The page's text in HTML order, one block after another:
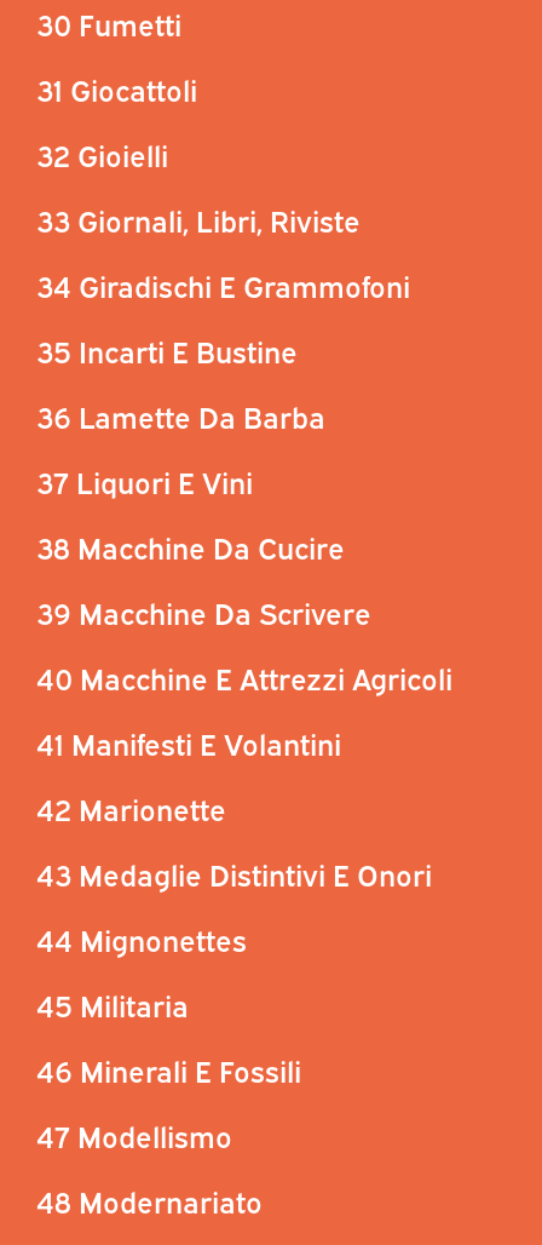
30 Fumetti
31 Giocattoli
32 Gioielli
33 Giornali, Libri, Riviste
34 Giradischi E Grammofoni
35 Incarti E Bustine
36 Lamette Da Barba
37 Liquori E Vini
38 Macchine Da Cucire
39 Macchine Da Scrivere
40 Macchine E Attrezzi Agricoli
41 Manifesti E Volantini
42 Marionette
43 Medaglie Distintivi E Onori
44 Mignonettes
45 Militaria
46 Minerali E Fossili
47 Modellismo
48 Modernariato